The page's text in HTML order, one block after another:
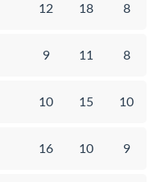
12 18 8
9 11 8
10 15 10
16 10 9